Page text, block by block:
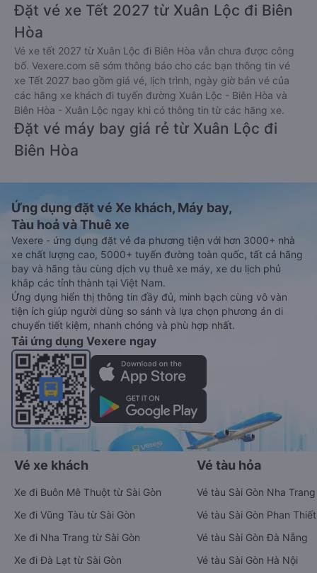
Đặt vé xe Tết 2027 từ Xuân Lộc đi Biên
Hòa
Vé xe tết 2027 từ Xuân Lộc đi Biên Hòa vẫn chưa được công
bố. Vexere.com sẽ sớm thông báo cho các bạn thông tin vé
xe Tết 2027 bao gồm giá vé, lịch trình, ngày giờ bán vé của
các hãng xe khách đi tuyến đường Xuân Lộc - Biên Hòa và
Biên Hòa - Xuân Lộc ngay khi có thông tin từ các hãng xe.
Đặt vé máy bay giá rẻ từ Xuân Lộc đi
Biên Hòa
Ứng dụng đặt vé Xe khách, Máy bay,
Tàu hoả và Thuê xe
Vexere - ứng dụng đặt vé đa phương tiện với hơn 3000+ nhà
xe chất lượng cao, 5000+ tuyến đường toàn quốc, tất cả hãng
bay và hãng tàu cùng dịch vụ thuê xe máy, xe du lịch phủ
khắp các tỉnh thành tại Việt Nam.
Ứng dụng hiển thị thông tin đầy đủ, minh bạch cùng vô vàn
tiện ích giúp người dùng so sánh và lựa chọn phương án di
chuyển tiết kiệm, nhanh chóng và phù hợp nhất.
Tải ứng dụng Vexere ngay
Vé xe khách
Xe đi Buôn Mê Thuột từ Sài Gòn
Xe đi Vũng Tàu từ Sài Gòn
Xe đi Nha Trang từ Sài Gòn
Xe đi Đà Lạt từ Sài Gòn
Vé tàu hỏa
Vé tàu Sài Gòn Nha Trang
Vé tàu Sài Gòn Phan Thiết
Vé tàu Sài Gòn Đà Nẵng
Vé tàu Sài Gòn Hà Nội